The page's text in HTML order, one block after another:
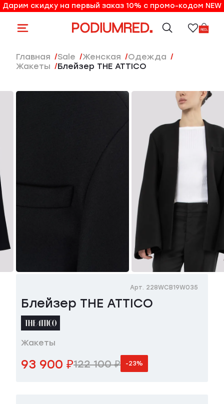
10% на первый заказ по промо-коду NEW
Дарим скидку на первый заказ 10% с промо-кодом NEW
Главная Sale женская
Одежда
Жакеты
Блейзер THE ATTICO
Блейзер THE ATTICO
Арт. 228WCB19W035
Жакеты
93 900 ₽122 100 ₽ -23%